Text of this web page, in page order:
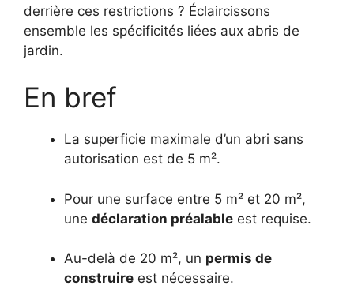
derrière ces restrictions ? Éclaircissons
ensemble les spécificités liées aux abris de
jardin.
En bref
La superficie maximale d’un abri sans
autorisation est de 5 m².
Pour une surface entre 5 m² et 20 m²,
une déclaration préalable est requise.
Au-delà de 20 m², un permis de
construire est nécessaire.